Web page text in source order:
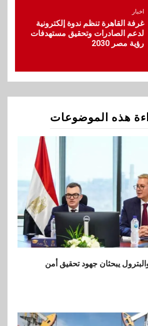
خطط نمو «بلد» لتعزيز حضورها
في سوق تحويلات المصريين
بالخارج
وزيرا التخطيط والبترول يبحثان
اقتصاد
المخاوف بشأن مستقبل الملاحة
بنوك
البنك الزراعي يكرم موظفيه
المتميزين بعد تحقيق نتائج قياسية
بالقروض الشخصية خلال الربع
الأول 2026
بنوك
اخبار
غرفة القاهرة تنظم ندوة إلكترونية
لدعم الصادرات وتحقيق مستهدفات
رؤية مصر 2030
هذه الموضوعات
يبحثان جهود تحقيق أمن